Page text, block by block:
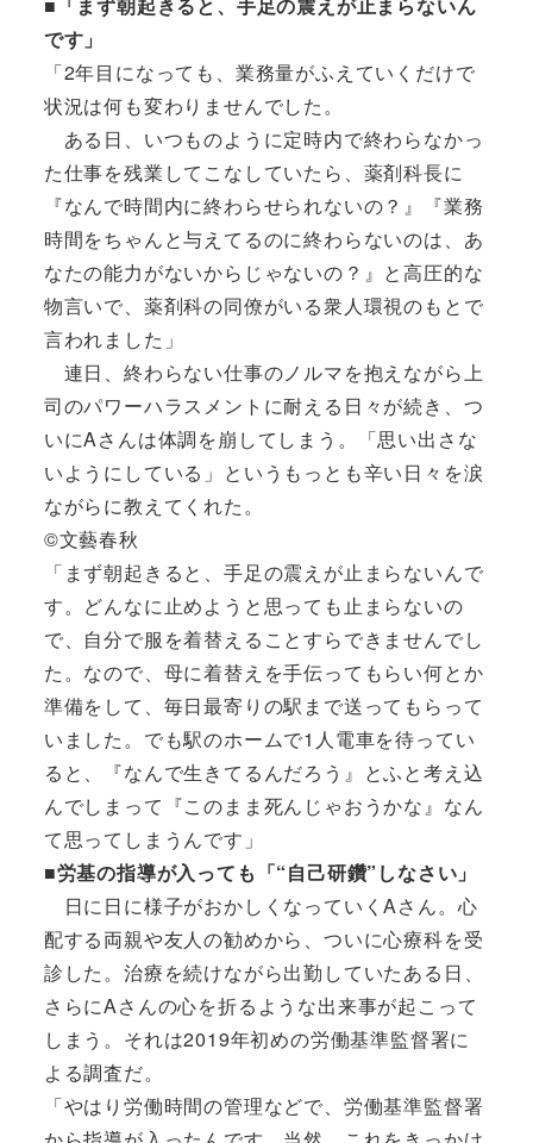
です」
「2年目になっても、業務量がふえていくだけで
状況は何も変わりませんでした。
ある日、いつものように定時内で終わらなかっ
た仕事を残業してこなしていたら、薬剤科長に
『なんで時間内に終わらせられないの？』『業務
時間をちゃんと与えてるのに終わらないのは、あ
なたの能力がないからじゃないの？』と高圧的な
物言いで、薬剤科の同僚がいる衆人環視のもとで
言われました」
連日、終わらない仕事のノルマを抱えながら上
司のパワーハラスメントに耐える日々が続き、つ
いにAさんは体調を崩してしまう。「思い出さな
いようにしている」というもっとも辛い日々を涙
ながらに教えてくれた。
©文藝春秋
「まず朝起きると、手足の震えが止まらないんで
す。どんなに止めようと思っても止まらないの
で、自分で服を着替えることすらできませんでし
た。なので、母に着替えを手伝ってもらい何とか
準備をして、毎日最寄りの駅まで送ってもらって
いました。でも駅のホームで1人電車を待ってい
ると、『なんで生きてるんだろう』とふと考え込
んでしまって『このまま死んじゃおうかな』なん
て思ってしまうんです」
■労基の指導が入っても「“自己研鑽”しなさい」
日に日に様子がおかしくなっていくAさん。心
配する両親や友人の勧めから、ついに心療科を受
診した。治療を続けながら出勤していたある日、
さらにAさんの心を折るような出来事が起こって
しまう。それは2019年初めの労働基準監督署に
よる調査だ。
「やはり労働時間の管理などで、労働基準監督署